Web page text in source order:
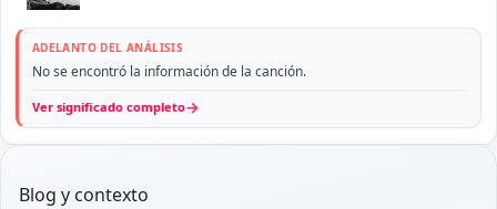
ADELANTO DEL ANÁLISIS
No se encontró la información de la canción.
Ver significado completo→
Blog y contexto